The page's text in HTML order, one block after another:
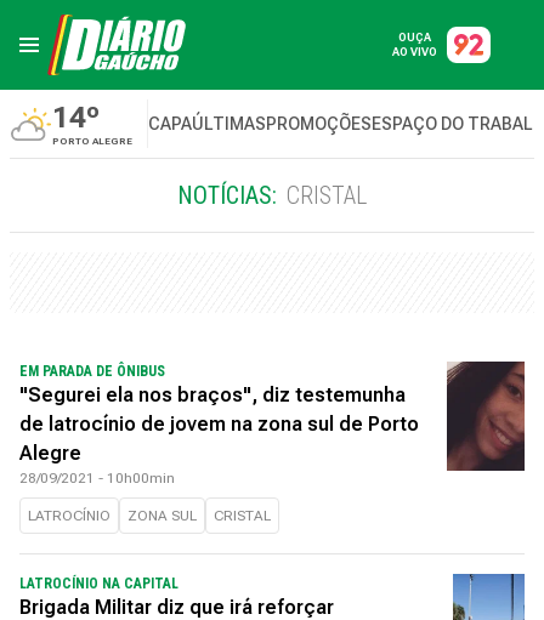
OUÇA
AO VIVO
14º
PORTO ALEGRE
CAPAÚLTIMASPROMOÇÕESESPAÇO DO
NOTÍCIAS: CRISTAL
EM PARADA DE ÔNIBUS
"Segurei ela nos braços", diz testemunha
de latrocínio de jovem na zona sul de Porto
Alegre
28/09/2021 - 10h00min
LATROCÍNIO ZONA SUL CRISTAL
LATROCÍNIO NA CAPITAL
Brigada Militar diz que irá reforçar